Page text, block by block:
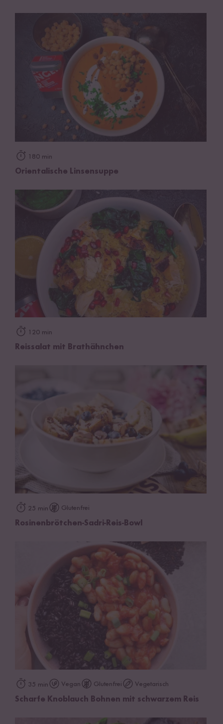
180 min
Orientalische Linsensuppe
120 min
Reissalat mit Brathähnchen
25 min Glutenfrei
Rosinenbrötchen-Sadri-Reis-Bowl
35 min Vegan Glutenfrei Vegetarisch
Scharfe Knoblauch Bohnen mit schwarzem Reis